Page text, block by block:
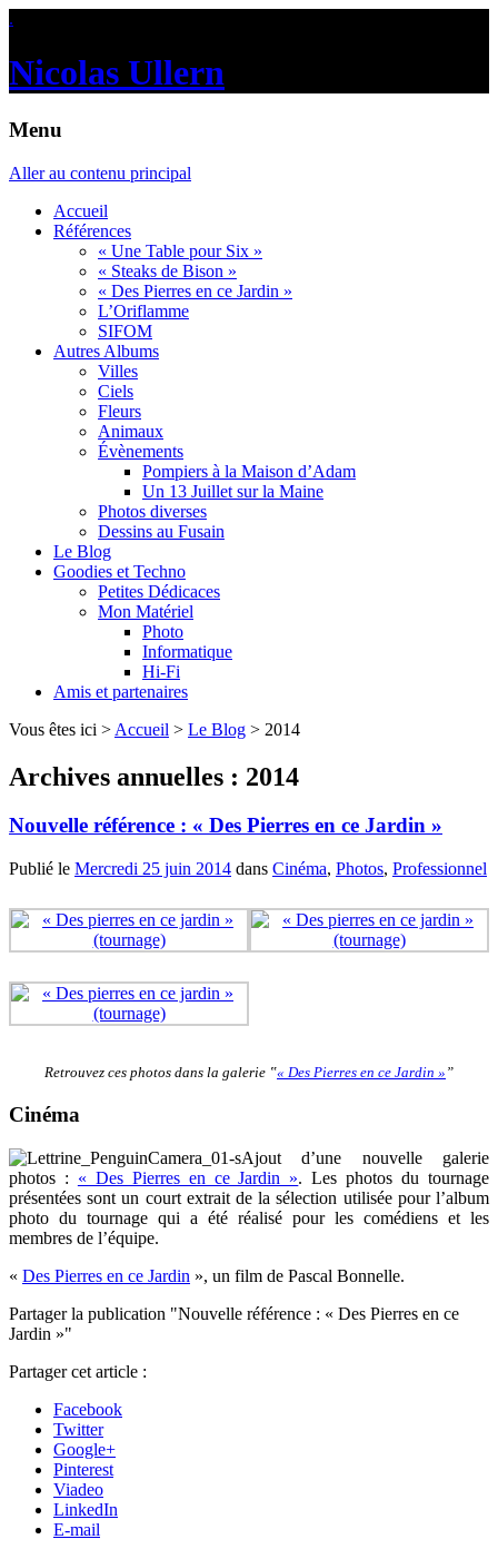
.
Nicolas Ullern
Menu
Aller au contenu principal
Accueil
Références
« Une Table pour Six »
« Steaks de Bison »
« Des Pierres en ce Jardin »
L’Oriflamme
SIFOM
Autres Albums
Villes
Ciels
Fleurs
Animaux
Évènements
Pompiers à la Maison d’Adam
Un 13 Juillet sur la Maine
Photos diverses
Dessins au Fusain
Le Blog
Goodies et Techno
Petites Dédicaces
Mon Matériel
Photo
Informatique
Hi-Fi
Amis et partenaires
Vous êtes ici > Accueil > Le Blog > 2014
Archives annuelles : 2014
Nouvelle référence : « Des Pierres en ce Jardin »
Publié le Mercredi 25 juin 2014 dans Cinéma, Photos, Professionnel
Retrouvez ces photos dans la galerie ‟« Des Pierres en ce Jardin » ”
Cinéma
Ajout d’une nouvelle galerie
photos : « Des Pierres en ce Jardin ». Les photos du tournage
présentées sont un court extrait de la sélection utilisée pour l’album
photo du tournage qui a été réalisé pour les comédiens et les
membres de l’équipe.
« Des Pierres en ce Jardin », un film de Pascal Bonnelle.
Partager la publication "Nouvelle référence : « Des Pierres en ce
Jardin »"
Partager cet article :
Facebook
Twitter
Google+
Pinterest
Viadeo
LinkedIn
E-mail